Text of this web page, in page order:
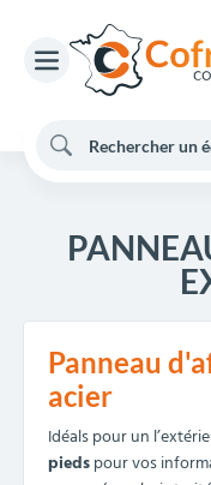
Panneau
acier
Idéals pour un
piedspour vos